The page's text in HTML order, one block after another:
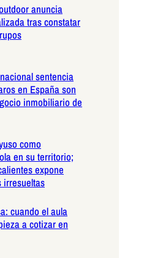
anuncia
tras constatar
sentencia
en España son
inmobiliario de
como
en su territorio;
expone
irresueltas
cuando el aula
a cotizar en